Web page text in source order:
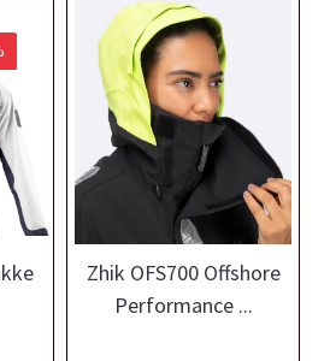
Zhik OFS700 Offshore
Performance ...